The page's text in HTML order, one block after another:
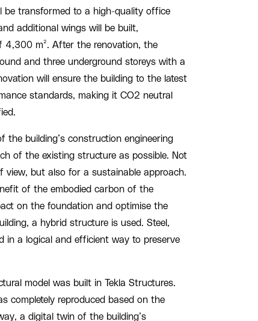
be transformed to a high-quality office
additional wings will be built,
4,300 m². After the renovation, the
and three underground storeys with a
will ensure the building to the latest
standards, making it CO2 neutral
the building’s construction engineering
of the existing structure as possible. Not
but also for a sustainable approach.
of the embodied carbon of the
on the foundation and optimise the
a hybrid structure is used. Steel,
in a logical and efficient way to preserve
model was built in Tekla Structures.
completely reproduced based on the
a digital twin of the building’s